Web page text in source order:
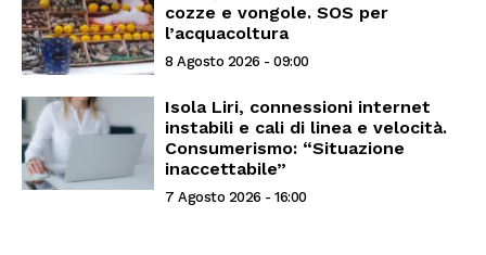
cozze e vongole. SOS per
l’acquacoltura
8 Agosto 2026 - 09:00
Isola Liri, connessioni internet
instabili e cali di linea e velocità.
Consumerismo: “Situazione
inaccettabile”
7 Agosto 2026 - 16:00